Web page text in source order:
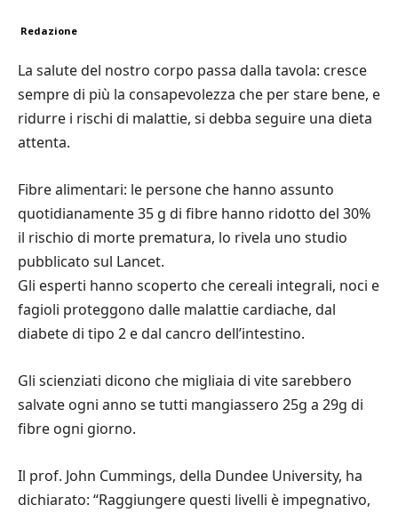
Redazione
La salute del nostro corpo passa dalla tavola: cresce
sempre di più la consapevolezza che per stare bene, e
ridurre i rischi di malattie, si debba seguire una dieta
attenta.
Fibre alimentari: le persone che hanno assunto
quotidianamente 35 g di fibre hanno ridotto del 30%
il rischio di morte prematura, lo rivela uno studio
pubblicato sul Lancet.
Gli esperti hanno scoperto che cereali integrali, noci e
fagioli proteggono dalle malattie cardiache, dal
diabete di tipo 2 e dal cancro dell’intestino.
Gli scienziati dicono che migliaia di vite sarebbero
salvate ogni anno se tutti mangiassero 25g a 29g di
fibre ogni giorno.
Il prof. John Cummings, della Dundee University, ha
dichiarato: “Raggiungere questi livelli è impegnativo,